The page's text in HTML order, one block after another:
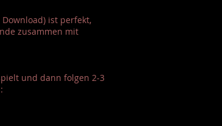
Download) ist perfekt,
zusammen mit
und dann folgen 2-3